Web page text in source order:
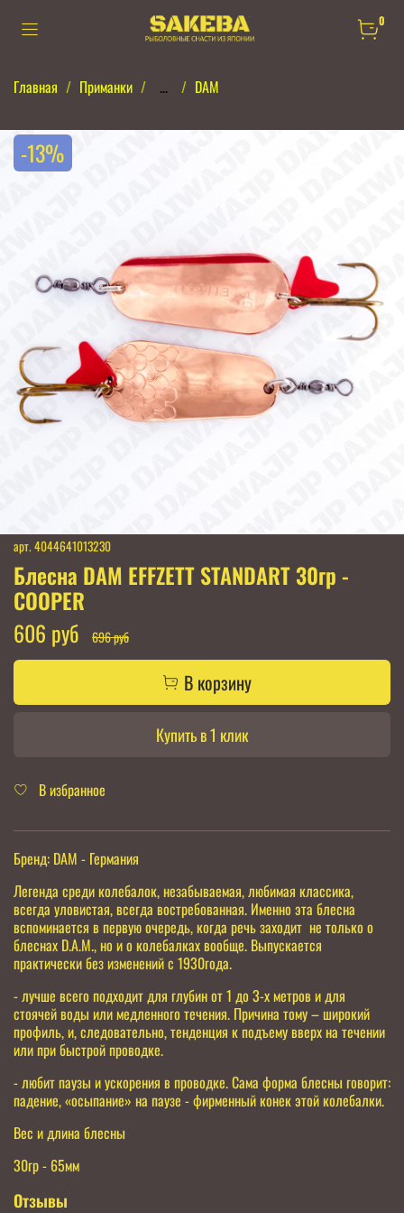
0
Главная Приманки ... DAM
-13%
арт. 4044641013230
Блесна DAM EFFZETT STANDART 30гр -
COOPER
606 руб
696 руб
В корзину
Купить в 1 клик
В избранное
Бренд: DAM - Германия
Легенда среди колебалок, незабываемая, любимая классика,
всегда уловистая, всегда востребованная. Именно эта блесна
вспоминается в первую очередь, когда речь заходит не только о
блеснах D.A.M., но и о колебалках вообще. Выпускается
практически без изменений с 1930года.
- лучше всего подходит для глубин от 1 до 3-х метров и для
стоячей воды или медленного течения. Причина тому – широкий
профиль, и, следовательно, тенденция к подъему вверх на течении
или при быстрой проводке.
- любит паузы и ускорения в проводке. Сама форма блесны говорит:
падение, «осыпание» на паузе - фирменный конек этой колебалки.
Вес и длина блесны
30гр - 65мм
Отзывы